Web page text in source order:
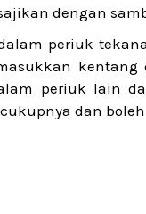
dengan
periuk
periuk lain
dan